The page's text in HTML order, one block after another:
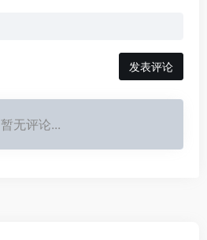
发表评论
暂无评论...